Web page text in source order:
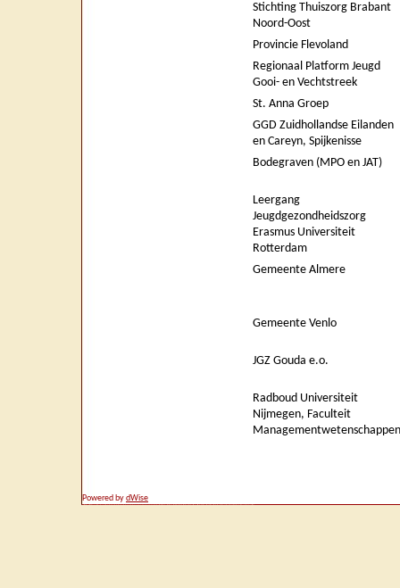
Stichting Thuiszorg Brabant
Noord-Oost
Provincie Flevoland
Regionaal Platform Jeugd
Gooi- en Vechtstreek
St. Anna Groep
GGD Zuidhollandse Eilanden
en Careyn, Spijkenisse
Bodegraven (MPO en JAT)
Leergang
Jeugdgezondheidszorg
Erasmus Universiteit
Rotterdam
Gemeente Almere
Gemeente Venlo
JGZ Gouda e.o.
Radboud Universiteit
Nijmegen, Faculteit
Managementwetenschappen
Powered bydWise